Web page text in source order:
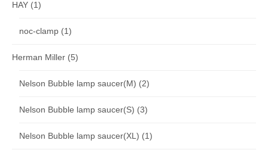
HAY (1)
noc-clamp (1)
Herman Miller (5)
Nelson Bubble lamp saucer(M) (2)
Nelson Bubble lamp saucer(S) (3)
Nelson Bubble lamp saucer(XL) (1)